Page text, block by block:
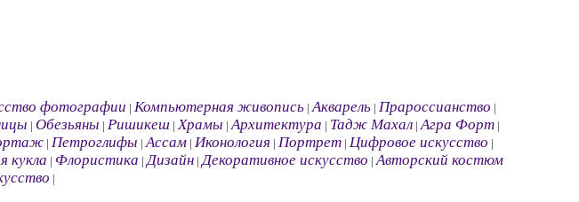
фотографии |Компьютерная живопись |Акварель |Прароссианство
Обезьяны Ришикеш|Храмы |Архитектура Тадж Махал|Агра Форт|
| Петроглифы |Ассам| Иконология Портрет| Цифровое искусство
кукла Флористика |Дизайн|Декоративное искусство |Авторский костюм